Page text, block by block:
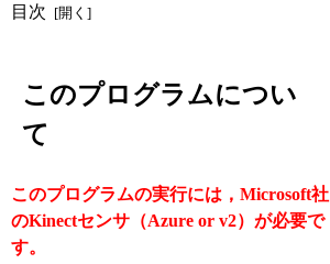
目次
このプログラムについ
て
このプログラムの実行には，Microsoft社
のKinectセンサ（Azure or v2）が必要で
す。